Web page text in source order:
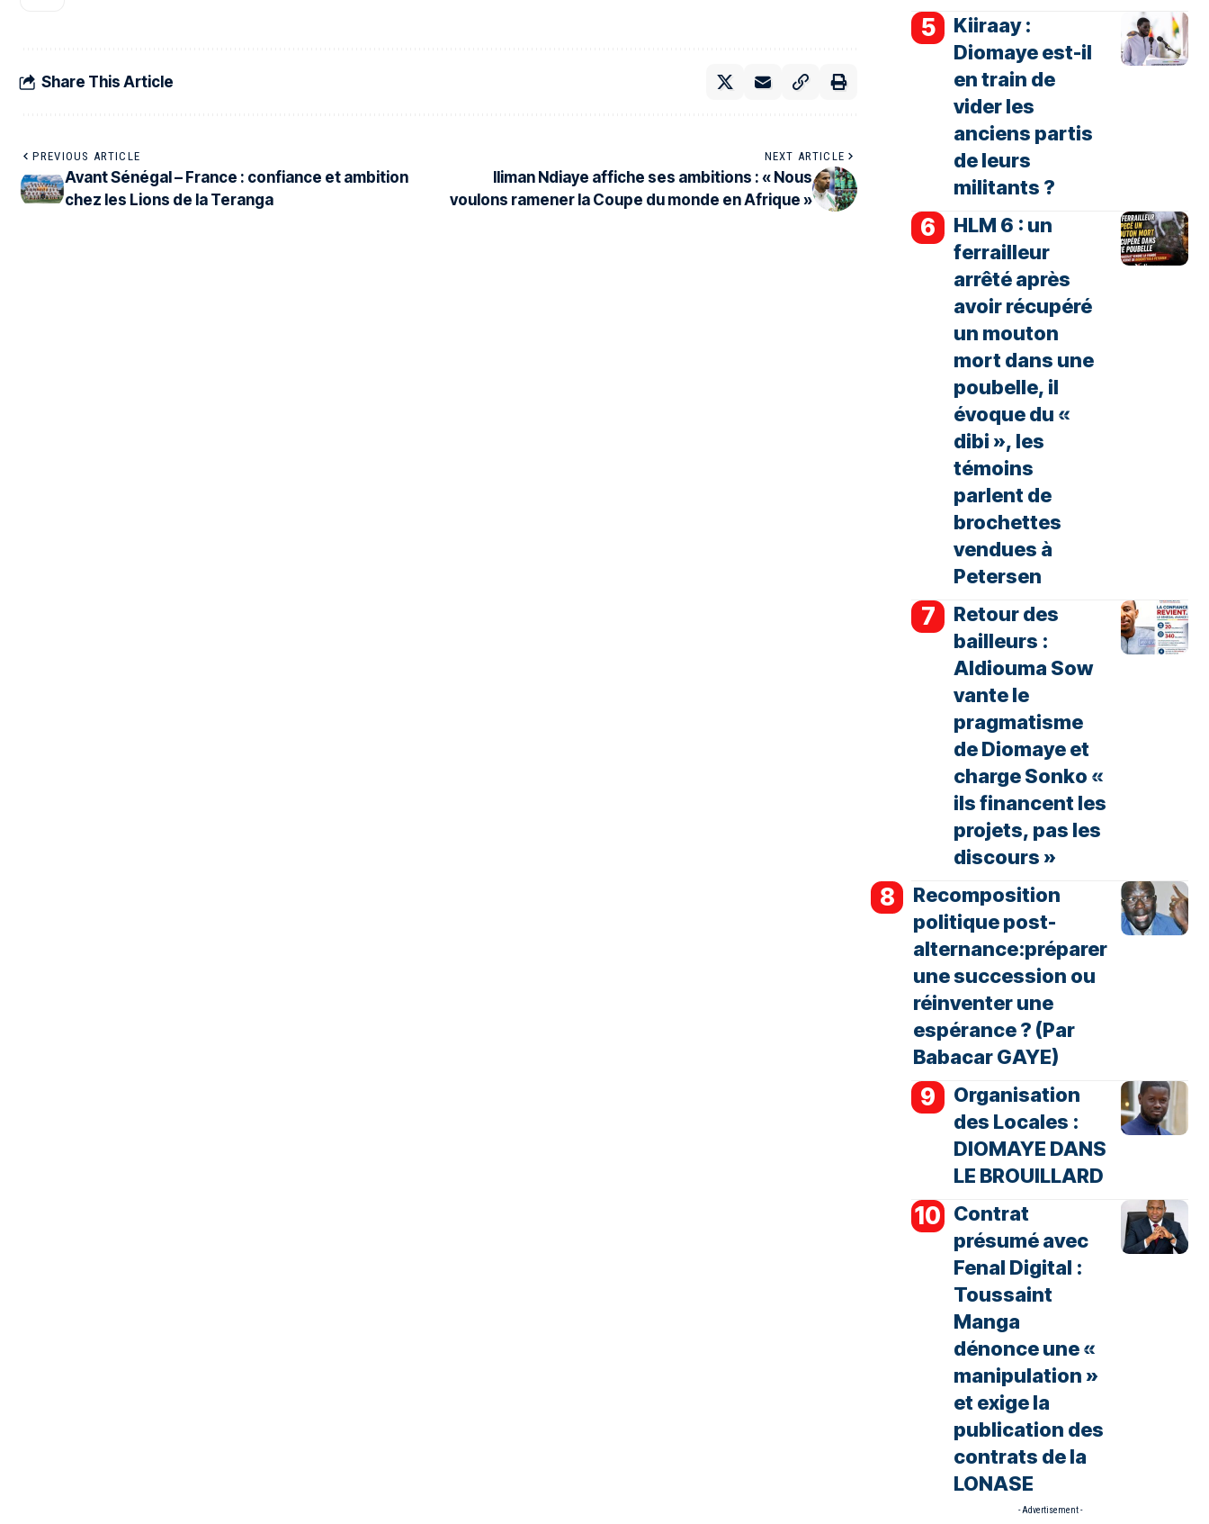
Share This Article
PREVIOUS ARTICLE
Avant Sénégal – France : confiance et ambition
chez les Lions de la Teranga
NEXT ARTICLE
Iliman Ndiaye affiche ses ambitions : « Nous
voulons ramener la Coupe du monde en Afrique »
Kiiraay :
Diomaye est-il
en train de
vider les
anciens partis
de leurs
militants ?
HLM 6 : un
ferrailleur
arrêté après
avoir récupéré
un mouton
mort dans une
poubelle, il
évoque du «
dibi », les
témoins
parlent de
brochettes
vendues à
Petersen
Retour des
bailleurs :
Aldiouma Sow
vante le
pragmatisme
de Diomaye et
charge Sonko «
ils financent les
projets, pas les
discours »
Recomposition
politique post-
alternance:préparer
une succession ou
réinventer une
espérance ? (Par
Babacar GAYE)
Organisation
des Locales :
DIOMAYE DANS
LE BROUILLARD
Contrat
présumé avec
Fenal Digital :
Toussaint
Manga
dénonce une «
manipulation »
et exige la
publication des
contrats de la
LONASE
- Advertisement -